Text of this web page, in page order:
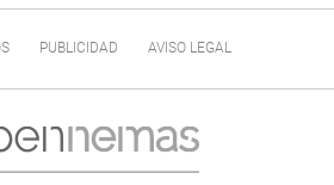
PUBLICIDAD AVISO LEGAL